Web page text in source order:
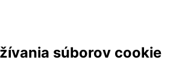
súborov cookie